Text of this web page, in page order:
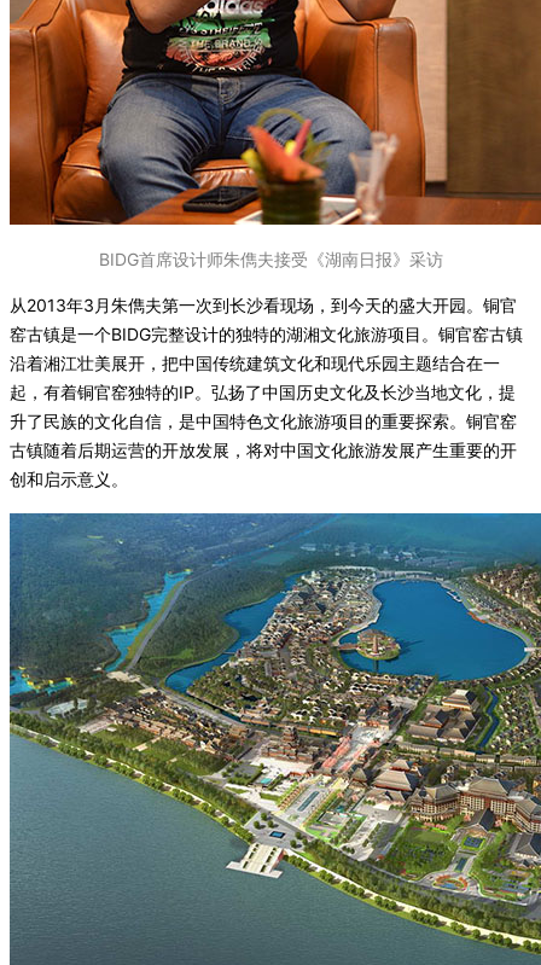
BIDG首席设计师朱儁夫接受《湖南日报》采访
从2013年3月朱儁夫第一次到长沙看现场，到今天的盛大开园。铜官
窑古镇是一个BIDG完整设计的独特的湖湘文化旅游项目。铜官窑古镇
沿着湘江壮美展开，把中国传统建筑文化和现代乐园主题结合在一
起，有着铜官窑独特的IP。弘扬了中国历史文化及长沙当地文化，提
升了民族的文化自信，是中国特色文化旅游项目的重要探索。铜官窑
古镇随着后期运营的开放发展，将对中国文化旅游发展产生重要的开
创和启示意义。